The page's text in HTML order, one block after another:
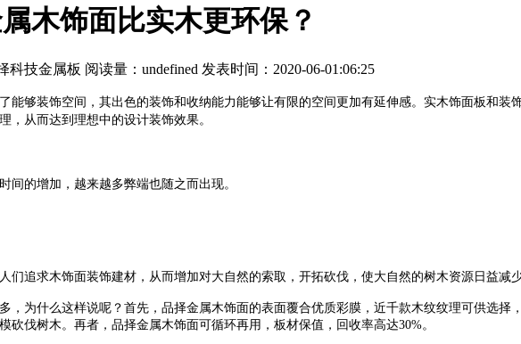
木饰面比实木更环保？
科技金属板 阅读量： undefined 发表时间：2020-06-01:06:25
能够装饰空间，其出色的装饰和收纳能力能够让有限的空间更加有延伸感。实木饰面板和
，从而达到理想中的设计装饰效果。
间的增加，越来越多弊端也随之而出现。
们追求木饰面装饰建材，从而增加对大自然的索取，开拓砍伐，使大自然的树木资源日益减少
，为什么这样说呢？首先，品择金属木饰面的表面覆合优质彩膜，近千款木纹纹理可供选
砍伐树木。再者，品择金属木饰面可循环再用，板材保值，回收率高达30%。